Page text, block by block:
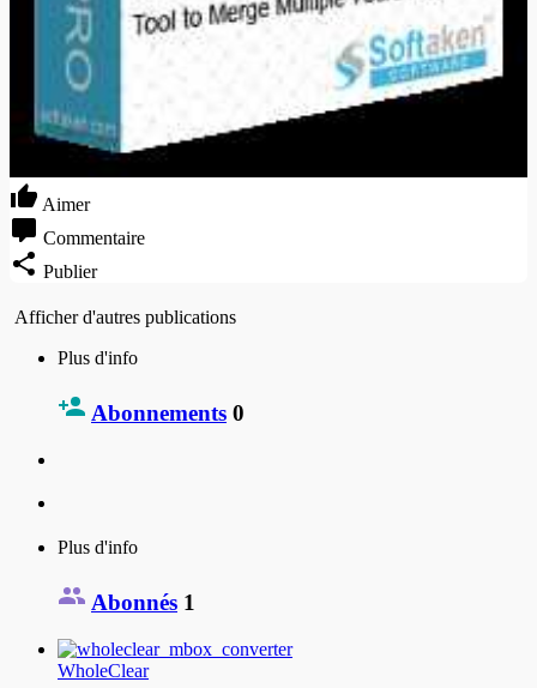
Aimer
Commentaire
Publier
Afficher d'autres publications
Plus d'info
Abonnements 0
Plus d'info
Abonnés 1
WholeClear